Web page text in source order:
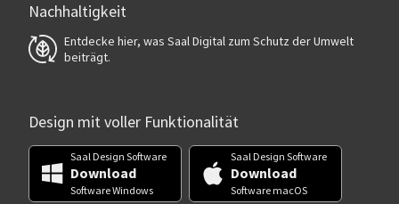
Nachhaltigkeit
Entdecke hier, was Saal Digital zum Schutz der Umwelt
beiträgt.
Design mit voller Funktionalität
Saal Design Software
Download
Software Windows
Saal Design Software
Download
Software macOS